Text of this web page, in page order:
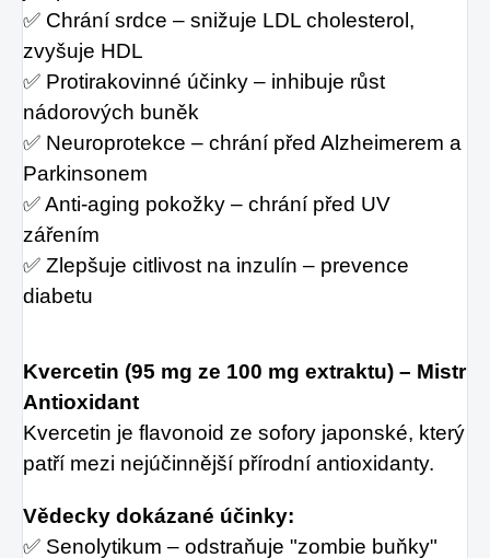
✅ Chrání srdce – snižuje LDL cholesterol,
zvyšuje HDL
✅ Protirakovinné účinky – inhibuje růst
nádorových buněk
✅ Neuroprotekce – chrání před Alzheimerem a
Parkinsonem
✅ Anti-aging pokožky – chrání před UV
zářením
✅ Zlepšuje citlivost na inzulín – prevence
diabetu
Kvercetin (95 mg ze 100 mg extraktu) – Mistr
Antioxidant
Kvercetin je flavonoid ze sofory japonské, který
patří mezi nejúčinnější přírodní antioxidanty.
Vědecky dokázané účinky:
✅ Senolytikum – odstraňuje "zombie buňky"